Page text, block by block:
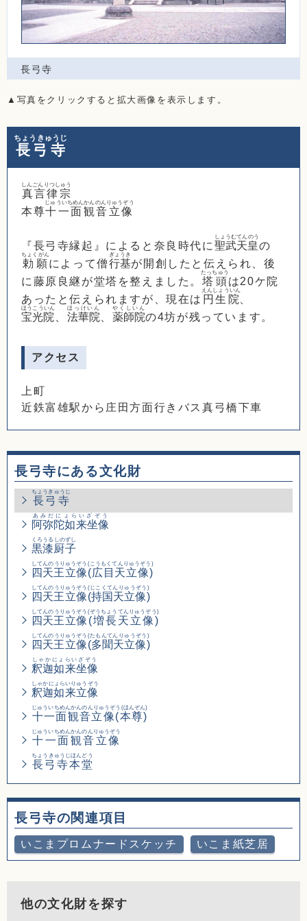
長弓寺
▲写真をクリックすると拡大画像を表示します。
長弓寺
ちょうきゅうじ
真言律宗
しんごんりつしゅう
本尊十一面観音立像
じゅういちめんかんのんりゅうぞう
『長弓寺縁起』によると奈良時代に 聖武天皇
しょうむてんのう
の
勅願
ちょくがん
によって僧行基
ぎょうき
が開創したと伝えられ、後
に藤原良継が堂塔を整えました。 塔頭
たっちゅう
は20ケ院
あったと伝えられますが、現在は 円生院
えんしょういん
宝光院
ほうこういん
法華院
ほっけいん
薬師院
やくしいん
の4坊が残っています。
アクセス
上町
近鉄富雄駅から庄田方面行きバス真弓橋下車
長弓寺にある文化財
長弓寺
ちょうきゅうじ
阿弥陀如来坐像
あみだにょらいざぞう
黒漆厨子
くろうるしのずし
四天王立像
してんのうりゅうぞう
(広目天立像)
(こうもくてんりゅうぞう)
四天王立像
してんのうりゅうぞう
(持国天立像)
(じこくてんりゅうぞう)
四天王立像
してんのうりゅうぞう
(増長天立像)
(ぞうちょうてんりゅうぞう)
四天王立像
してんのうりゅうぞう
(多聞天立像)
(たもんてんりゅうぞう)
釈迦如来坐像
しゃかにょらいざぞう
釈迦如来立像
しゃかにょらいりゅうぞう
十一面観音立像(本尊)
じゅういちめんかんのんりゅうぞう(ほんぞん)
十一面観音立像
じゅういちめんかんのんりゅうぞう
長弓寺本堂
ちょうきゅうじほんどう
長弓寺の関連項目
いこまプロムナードスケッチ いこま紙芝居
他の文化財を探す